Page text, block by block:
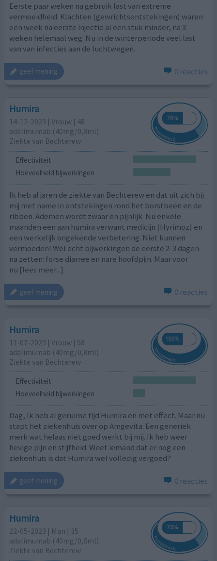
Eerste paar weken na gebruik last van extreme
vermoeidheid. Klachten (gewrichtsontstekingen) waren
een week na eerste injectie al een stuk minder, na 3
weken helemaal weg. Nu in de winterperiode veel last
van van infecties aan de luchtwegen.
geef mening 0 reacties
Humira
14-12-2023 | Vrouw | 48
adalimumab (40mg/0,8ml)
Ziekte van Bechterew
Effectiviteit
Hoeveelheid bijwerkingen
Ik heb al jaren de ziekte van Bechterew en dat uit zich bij
mij met name in ontstekingen rond het borstbeen en de
ribben. Ademen wordt zwaar en pijnlijk. Nu enkele
maanden een aan humira verwant medicijn (Hyrimoz) en
een werkelijk ongekende verbetering. Niet kunnen
vermoeden! Wel echt bijwerkingen de eerste 2-3 dagen
na zetten: forse diarree en nare hoofdpijn. Maar voor
nu [lees meer...]
geef mening 0 reacties
Humira
11-07-2023 | Vrouw | 58
adalimumab (40mg/0,8ml)
Ziekte van Bechterew
Effectiviteit
Hoeveelheid bijwerkingen
Dag, Ik heb al geruime tijd Humira en met effect. Maar nu
stapt het ziekenhuis over op Amgevita. Een generiek
merk wat helaas niet goed werkt bij mij. Ik heb weer
hevige pijn en stijfheid. Weet iemand dat er nog een
ziekenhuis is dat Humira wel volledig vergoed?
geef mening 0 reacties
Humira
22-05-2023 | Man | 35
adalimumab (40mg/0,8ml)
Ziekte van Bechterew